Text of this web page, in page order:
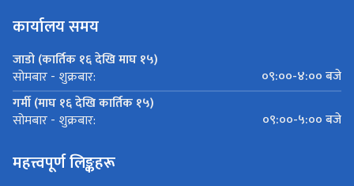
कार्यालय समय
जाडो (कार्तिक १६ देखि माघ १५)
सोमबार - शुक्रबार:
०९:००-४:०० बजे
गर्मी (माघ १६ देखि कार्तिक १५)
सोमबार - शुक्रबार: ०९:००-५:०० बजे
महत्त्वपूर्ण लिङ्कहरू